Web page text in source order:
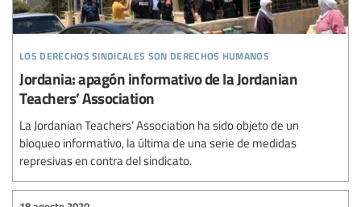
los derechos sindicales son derechos humanos
Jordania: apagón informativo de la Jordanian
Teachers’ Association
La Jordanian Teachers’ Association ha sido objeto de un
bloqueo informativo, la última de una serie de medidas
represivas en contra del sindicato.